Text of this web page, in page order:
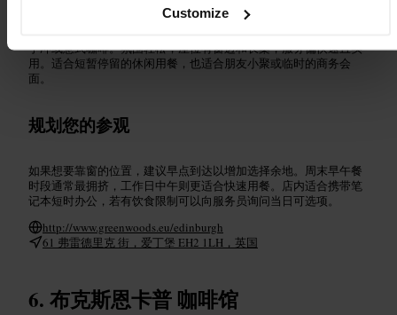
Customize
手冲或意式咖啡。氛围轻松，座位有窗边和长桌，服务偏快速且实
用。适合短暂停留的休闲用餐，也适合朋友小聚或临时的商务会
面。
规划您的参观
如果想要靠窗的位置，建议早点到达以增加选择余地。周末早午餐
时段通常最拥挤，工作日中午则更适合快速用餐。店内适合携带笔
记本短时办公，若有饮食限制可以向服务员询问当日可选项。
http://www.greenwoods.eu/edinburgh
61 弗雷德里克 街，爱丁堡 EH2 1LH，英国
布克斯恩卡普 咖啡馆